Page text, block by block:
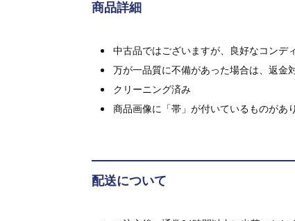
商品詳細
中古品ではございますが、良好なコンデ
万が一品質に不備があった場合は、返金
クリーニング済み
商品画像に「帯」が付いているものがあ
配送について